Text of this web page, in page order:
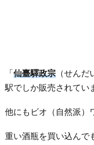
「仙臺驛政宗 （せん
駅でしか販売されてい
他にもビオ（自然派）
重い酒瓶を買い込んで